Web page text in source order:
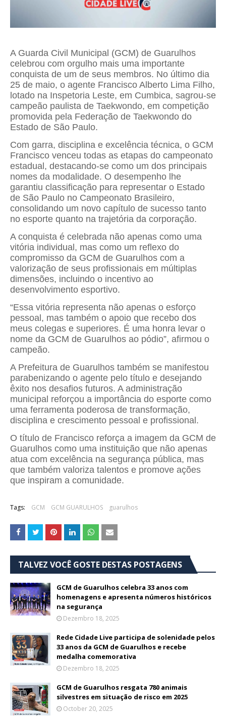
A Guarda Civil Municipal (GCM) de Guarulhos
celebrou com orgulho mais uma importante
conquista de um de seus membros. No último dia
25 de maio, o agente Francisco Alberto Lima Filho,
lotado na Inspetoria Leste, em Cumbica, sagrou-se
campeão paulista de Taekwondo, em competição
promovida pela Federação de Taekwondo do
Estado de São Paulo.
Com garra, disciplina e excelência técnica, o GCM
Francisco venceu todas as etapas do campeonato
estadual, destacando-se como um dos principais
nomes da modalidade. O desempenho lhe
garantiu classificação para representar o Estado
de São Paulo no Campeonato Brasileiro,
consolidando um novo capítulo de sucesso tanto
no esporte quanto na trajetória da corporação.
A conquista é celebrada não apenas como uma
vitória individual, mas como um reflexo do
compromisso da GCM de Guarulhos com a
valorização de seus profissionais em múltiplas
dimensões, incluindo o incentivo ao
desenvolvimento esportivo.
“Essa vitória representa não apenas o esforço
pessoal, mas também o apoio que recebo dos
meus colegas e superiores. É uma honra levar o
nome da GCM de Guarulhos ao pódio”, afirmou o
campeão.
A Prefeitura de Guarulhos também se manifestou
parabenizando o agente pelo título e desejando
êxito nos desafios futuros. A administração
municipal reforçou a importância do esporte como
uma ferramenta poderosa de transformação,
disciplina e crescimento pessoal e profissional.
O título de Francisco reforça a imagem da GCM de
Guarulhos como uma instituição que não apenas
atua com excelência na segurança pública, mas
que também valoriza talentos e promove ações
que inspiram a comunidade.
Tags: GCM GCM GUARULHOS guarulhos
TALVEZ VOCÊ GOSTE DESTAS POSTAGENS
GCM de Guarulhos celebra 33 anos com
homenagens e apresenta números históricos
na segurança
Dezembro 18, 2025
Rede Cidade Live participa de solenidade pelos
33 anos da GCM de Guarulhos e recebe
medalha comemorativa
Dezembro 18, 2025
GCM de Guarulhos resgata 780 animais
silvestres em situação de risco em 2025
October 20, 2025